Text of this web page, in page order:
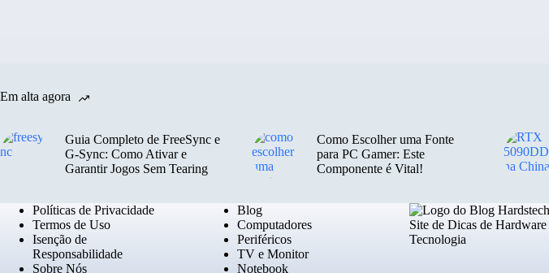
Em alta agora
Guia Completo de FreeSync e
G-Sync: Como Ativar e
Garantir Jogos Sem Tearing
Como Escolher uma Fonte
para PC Gamer: Este
Componente é Vital!
Políticas de Privacidade
Termos de Uso
Isenção de
Responsabilidade
Sobre Nós
Blog
Computadores
Periféricos
TV e Monitor
Notebook